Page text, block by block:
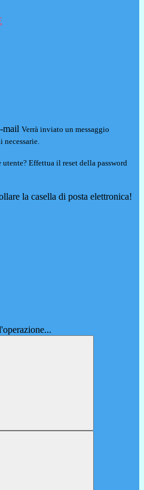
mail Verrà inviato un messaggio
Effettua il reset della password
la casella di posta elettronica!